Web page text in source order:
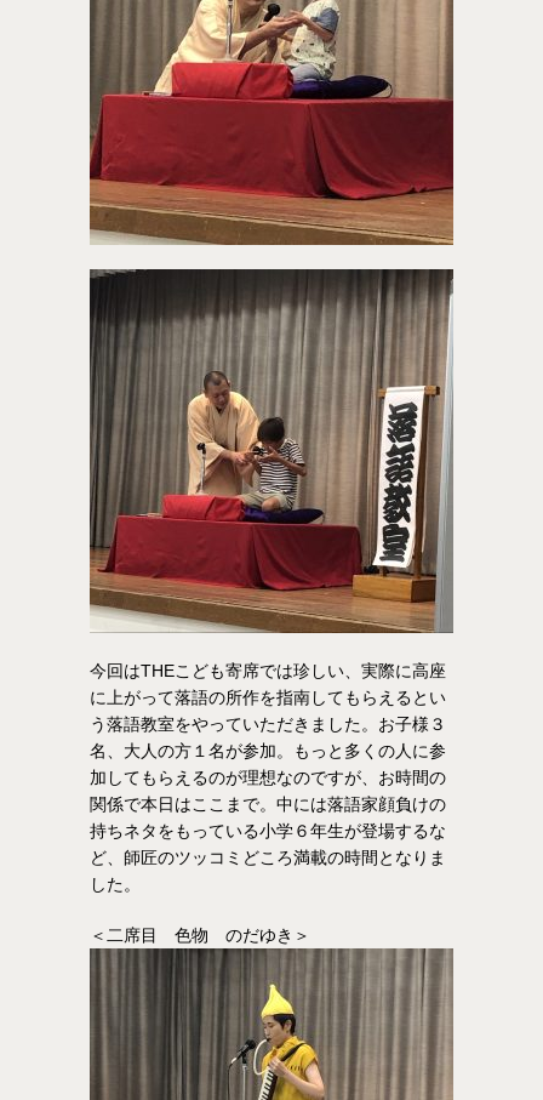
今回はTHEこども寄席では珍しい、実際に高座
に上がって落語の所作を指南してもらえるとい
う落語教室をやっていただきました。お子様３
名、大人の方１名が参加。もっと多くの人に参
加してもらえるのが理想なのですが、お時間の
関係で本日はここまで。中には落語家顔負けの
持ちネタをもっている小学６年生が登場するな
ど、師匠のツッコミどころ満載の時間となりま
した。
＜二席目 色物 のだゆき＞